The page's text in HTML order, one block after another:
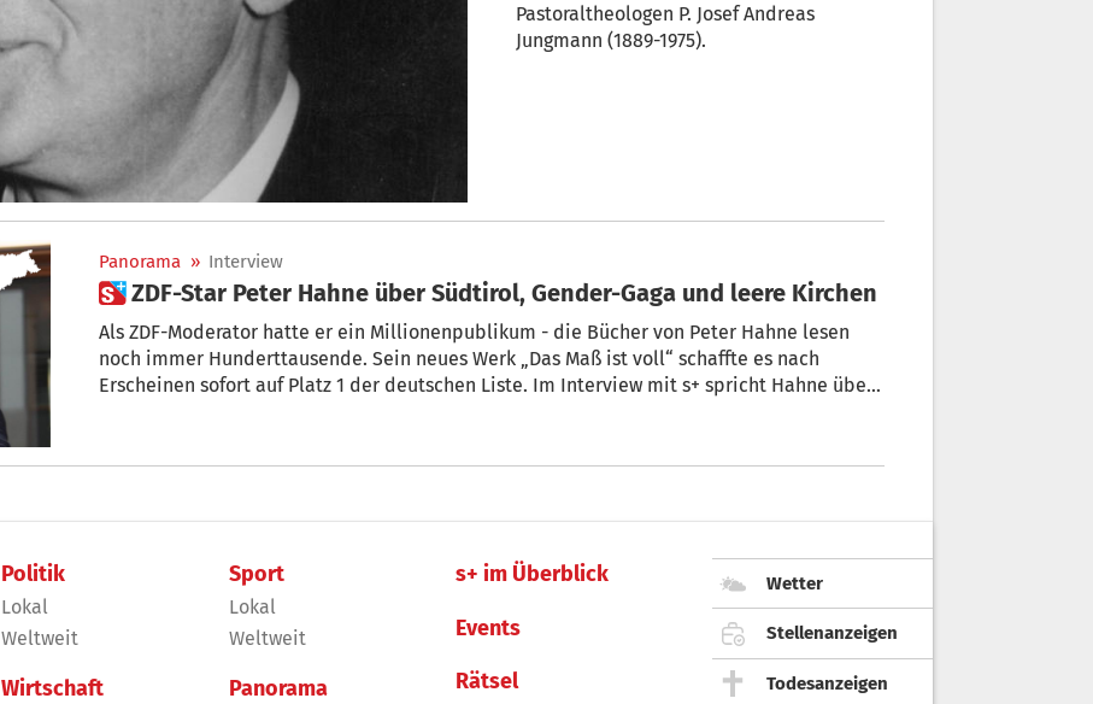
Pastoraltheologen P. Josef Andreas
Jungmann (1889-1975).
Panorama » Interview
 ZDF-Star Peter Hahne über Südtirol, Gender-Gaga und leere Kirchen
Als ZDF-Moderator hatte er ein Millionenpublikum - die Bücher von Peter Hahne lesen
noch immer Hunderttausende. Sein neues Werk „Das Maß ist voll“ schaffte es nach
Erscheinen sofort auf Platz 1 der deutschen Liste. Im Interview mit s+ spricht Hahne über
Politik
Lokal
Weltweit
Wirtschaft
Sport
Lokal
Weltweit
Panorama
s+ im Überblick
Events
Rätsel
Wetter
Stellenanzeigen
Todesanzeigen